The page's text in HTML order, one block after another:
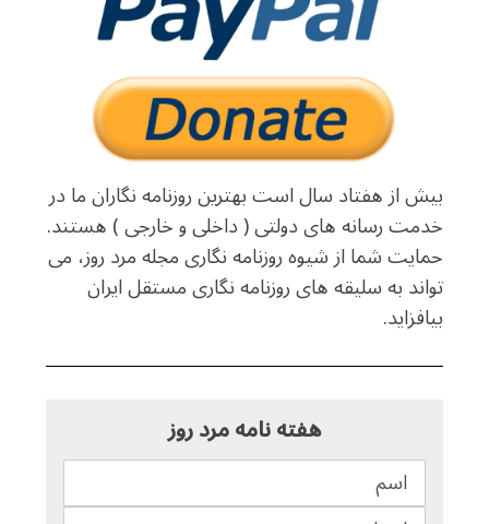
بیش از هفتاد سال است بهترین روزنامه نگاران ما در
خدمت رسانه های دولتی ( داخلی و خارجی ) هستند.
حمایت شما از شیوه روزنامه نگاری مجله مرد روز، می
تواند به سلیقه های روزنامه نگاری مستقل ایران
بیافزاید.
هفته نامه مرد روز